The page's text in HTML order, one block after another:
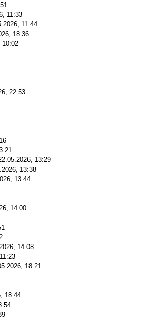
11:33
11:44
18:36
10:02
22:53
13:29
13:38
13:44
14:00
14:08
18:21
18:44